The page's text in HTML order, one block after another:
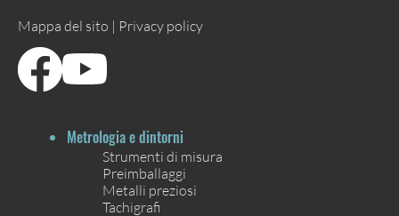
Mappa del sito | Privacy policy
Metrologia e dintorni
Strumenti di misura
Preimballaggi
Metalli preziosi
Tachigrafi